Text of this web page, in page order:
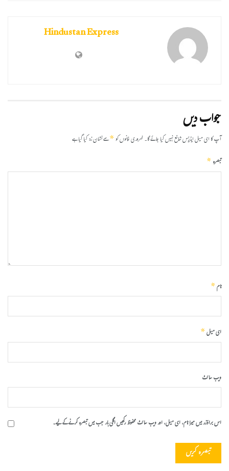
Hindustan Express
جواب دیں
آپ کا ای میل ایڈریس شائع نہیں کیا جائے گا۔ضروری خانوں کو*سے نشان زد کیا گیا ہے
تبصرہ*
نام*
ای میل*
ویب‌ سائٹ
اس براؤزر میں میرا نام، ای میل، اور ویب سائٹ محفوظ رکھیں اگلی بار جب میں تبصرہ کرنے کےلیے۔